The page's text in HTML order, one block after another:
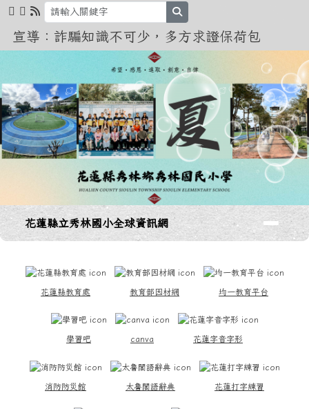
跳至主內容區
花蓮縣立秀林國小全球資訊網
宣導：詐騙知識不可少，多方求證保荷包
導覽列花蓮縣立秀林國小全球資訊網
花蓮縣教育處 教育部因材網 均一教育平台
學習吧 canva 花蓮字音字形
消防防災館 太魯閣語辭典 花蓮打字練習